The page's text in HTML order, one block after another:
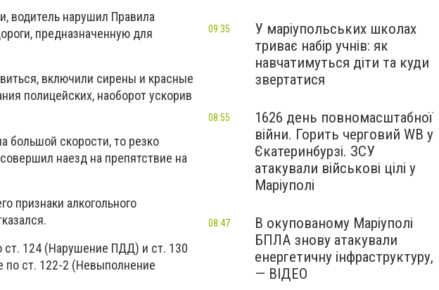
водитель нарушил Правила
предназначенную для
включили сирены и красные
полицейских, наоборот ускорив
большой скорости, то резко
наезд на препятствие на
признаки алкогольного
ст. 124 (Нарушение ПДД) и ст. 130
по ст. 122-2 (Невыполнение
У маріупольських школах
триває набір учнів: як
навчатимуться діти та куди
звертатися
09:35
1626 день повномасштабної
війни. Горить черговий WB у
Єкатеринбурзі. ЗСУ
атакували військові цілі у
Маріуполі
08:55
В окупованому Маріуполі
БПЛА знову атакували
енергетичну інфраструктуру,
— ВІДЕО
08:47